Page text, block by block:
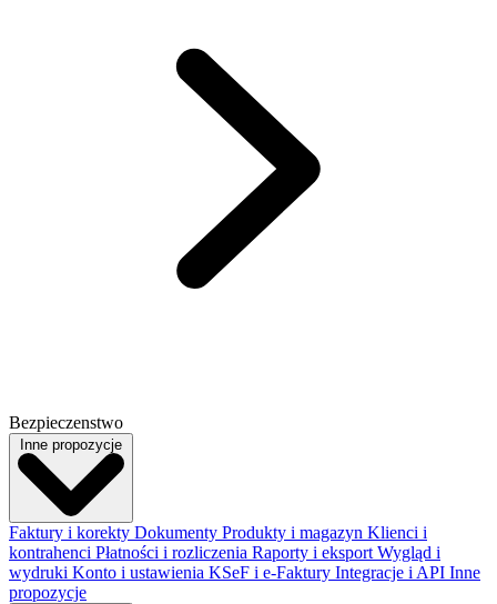
Bezpieczenstwo
Inne propozycje
Faktury i korekty Dokumenty Produkty i magazyn Klienci i
kontrahenci Płatności i rozliczenia Raporty i eksport Wygląd i
wydruki Konto i ustawienia KSeF i e-Faktury Integracje i API Inne
propozycje